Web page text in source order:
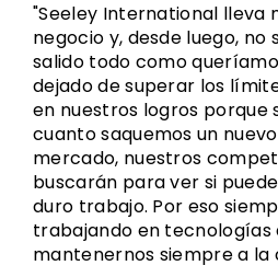
"Seeley International lleva
negocio y, desde luego, no
salido todo como
dejado de superar los
en nuestros logros porque
cuanto saquemos un
mercado, nuestros
buscarán para ver si
duro trabajo. Por eso
trabajando en tecnologías
mantenernos siempre a la